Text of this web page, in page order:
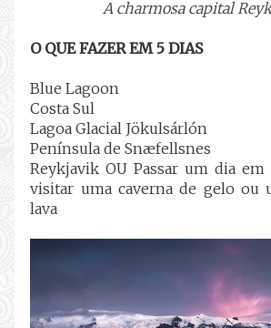
A charmosa capital
O QUE FAZER EM 5 DIAS
Blue Lagoon
Costa Sul
Lagoa Glacial Jökulsárlón
Península de Snæfellsnes
Reykjavik OU Passar um dia
visitar uma caverna de gelo ou
lava